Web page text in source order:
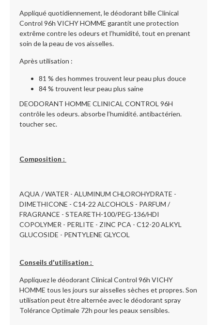
Appliqué quotidiennement, le déodorant bille Clinical
Control 96h VICHY HOMME garantit une protection
extrême contre les odeurs et l’humidité, tout en prenant
soin de la peau de vos aisselles.
Après utilisation :
81 % des hommes trouvent leur peau plus douce
84 % trouvent leur peau plus saine
DEODORANT HOMME CLINICAL CONTROL 96H
contrôle les odeurs. absorbe l’humidité. antibactérien.
toucher sec.
Composition :
AQUA / WATER - ALUMINUM CHLOROHYDRATE -
DIMETHICONE - C14-22 ALCOHOLS - PARFUM /
FRAGRANCE - STEARETH-100/PEG-136/HDI
COPOLYMER - PERLITE - ZINC PCA - C12-20 ALKYL
GLUCOSIDE - PENTYLENE GLYCOL
Conseils d'utilisation :
Appliquez le déodorant Clinical Control 96h VICHY
HOMME tous les jours sur aisselles sèches et propres. Son
utilisation peut être alternée avec le déodorant spray
Tolérance Optimale 72h pour les peaux sensibles.